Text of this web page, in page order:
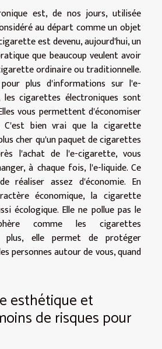
est, de nos jours, utilisée
au départ comme un objet
est devenu, aujourd'hui, un
que beaucoup veulent avoir
ordinaire ou traditionnelle.
plus d'informations sur l'e-
cigarettes électroniques sont
vous permettent d'économiser
C'est bien vrai que la cigarette
cher qu'un paquet de cigarettes
l'achat de l'e-cigarette, vous
à chaque fois, l'e-liquide. Ce
réaliser assez d'économie. En
économique, la cigarette
écologique. Elle ne pollue pas le
comme les cigarettes
plus, elle permet de protéger
personnes autour de vous, quand
esthétique et
de risques pour